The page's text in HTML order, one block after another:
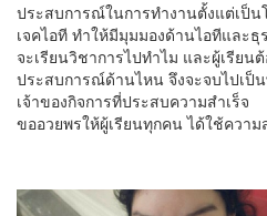
ประสบการณ์ในการทำงานตั้งแต่เป็น
เจคไอที ทำให้มีมุมมองด้านไอทีและธุ
จะเรียนวิชาการไปทำไม และผู้เรียน
ประสบการณ์ด้านไหน จึงจะจบไปเป็
เจ้าของกิจการที่ประสบความสำเร็จ
ขออวยพรให้ผู้เรียนทุกคน ได้ใช้ควา